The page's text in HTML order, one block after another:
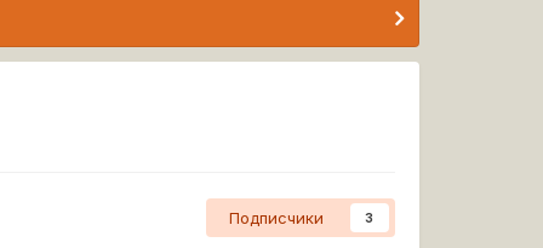
Подписчики 3